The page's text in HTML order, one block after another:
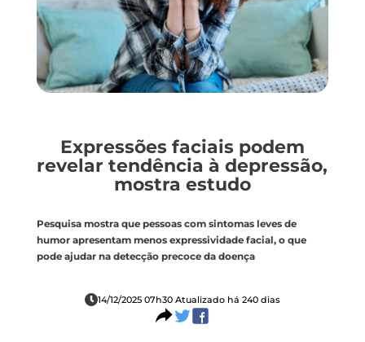
Expressões faciais podem
revelar tendência à depressão,
mostra estudo
Pesquisa mostra que pessoas com sintomas leves de
humor apresentam menos expressividade facial, o que
pode ajudar na detecção precoce da doença
14/12/2025 07h30 Atualizado há 240 dias